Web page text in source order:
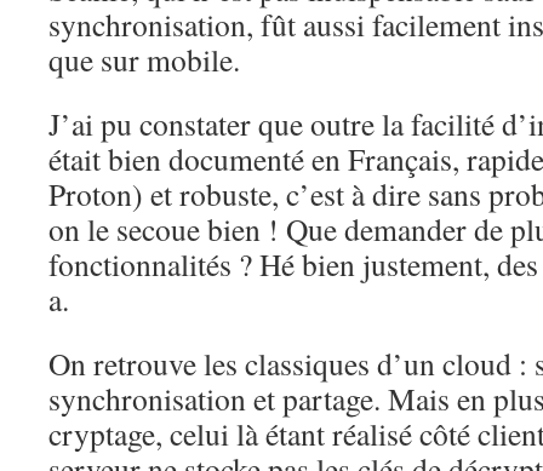
synchronisation, fût aussi facilement
que sur mobile.
J’ai pu constater que outre la facilité
était bien documenté en Français,
Proton) et robuste, c’est à dire sans
on le secoue bien ! Que demander de
fonctionnalités ? Hé bien justement,
a.
On retrouve les classiques d’un cloud :
synchronisation et partage. Mais en
cryptage, celui là étant réalisé côté